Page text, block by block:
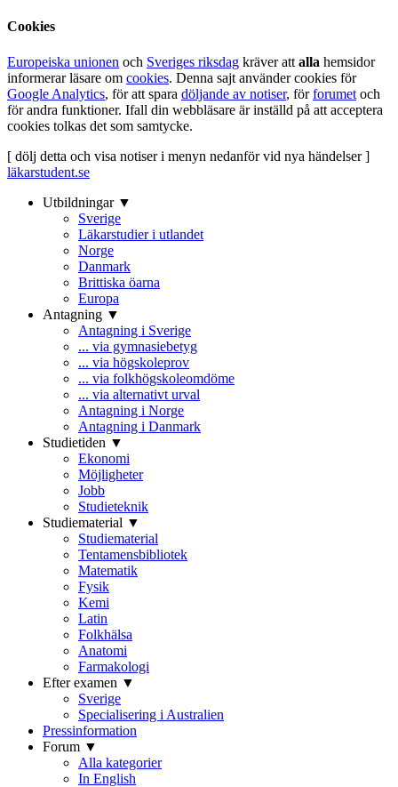
Cookies
Europeiska unionen och Sveriges riksdag kräver att alla hemsidor
informerar läsare om cookies. Denna sajt använder cookies för
Google Analytics, för att spara döljande av notiser, förforumet och
för andra funktioner. Ifall din webbläsare är inställd på att acceptera
cookies tolkas det som samtycke.
[ dölj detta och visa notiser i menyn nedanför vid nya händelser ]
läkarstudent.se
Utbildningar ▼
Sverige
Läkarstudier i utlandet
Norge
Danmark
Brittiska öarna
Europa
Antagning ▼
Antagning i Sverige
... via gymnasiebetyg
... via högskoleprov
... via folkhögskoleomdöme
... via alternativt urval
Antagning i Norge
Antagning i Danmark
Studietiden ▼
Ekonomi
Möjligheter
Jobb
Studieteknik
Studiematerial ▼
Studiematerial
Tentamensbibliotek
Matematik
Fysik
Kemi
Latin
Folkhälsa
Anatomi
Farmakologi
Efter examen ▼
Sverige
Specialisering i Australien
Pressinformation
Forum ▼
Alla kategorier
In English